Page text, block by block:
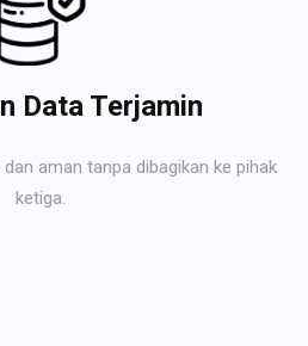
Data Terjamin
aman tanpa dibagikan ke pihak
ketiga.